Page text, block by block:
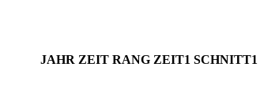
JAHR ZEIT RANG ZEIT1 SCHNITT1